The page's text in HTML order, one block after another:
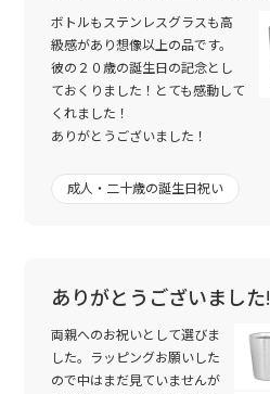
ボトルもステンレスグラスも高
級感があり想像以上の品です。
彼の２０歳の誕生日の記念とし
ておくりました！とても感動して
くれました！
ありがとうございました！
成人・二十歳の誕生日祝い
ありがとうございました!
両親へのお祝いとして選びま
した。ラッピングお願いした
ので中はまだ見ていませんが